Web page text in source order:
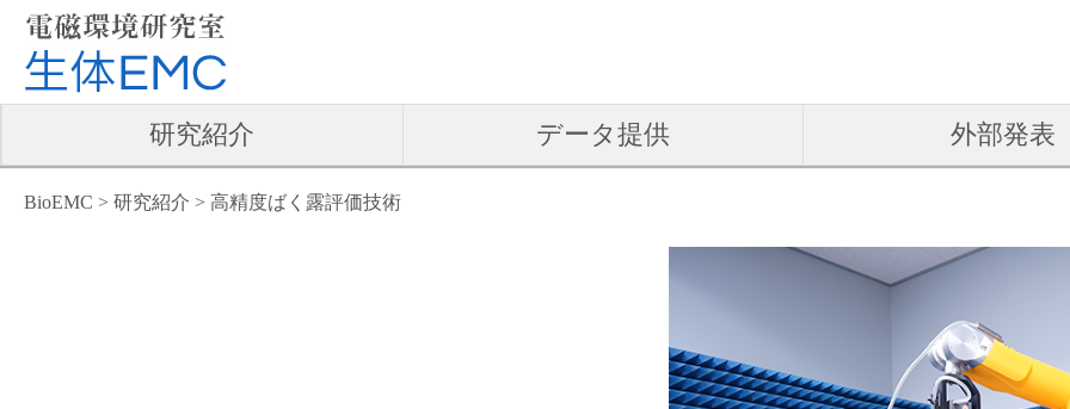
研究紹介 データ提供 外部発表
BioEMC > 研究紹介 > 高精度ばく露評価技術